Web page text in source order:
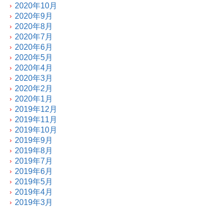
2020年10月
2020年9月
2020年8月
2020年7月
2020年6月
2020年5月
2020年4月
2020年3月
2020年2月
2020年1月
2019年12月
2019年11月
2019年10月
2019年9月
2019年8月
2019年7月
2019年6月
2019年5月
2019年4月
2019年3月